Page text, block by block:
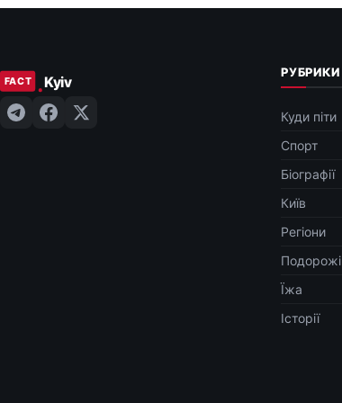
РУБРИКИ
Куди піти
Спорт
Біографії
Київ
Регіони
Подорожі
Їжа
Історії